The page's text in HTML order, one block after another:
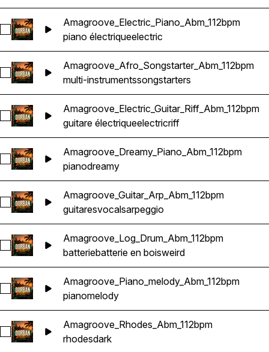
Sélectionnez Amagroove_Electric_Piano_Abm_112bpm
Amagroove_Electric_Piano_Abm_112bpm
piano électriqueelectric
Sélectionnez Amagroove_Afro_Songstarter_Abm_112bpm
Amagroove_Afro_Songstarter_Abm_112bpm
multi-instrumentssongstarters
Sélectionnez Amagroove_Electric_Guitar_Riff_Abm_112bpm
Amagroove_Electric_Guitar_Riff_Abm_112bpm
guitare électriqueelectricriff
Sélectionnez Amagroove_Dreamy_Piano_Abm_112bpm
Amagroove_Dreamy_Piano_Abm_112bpm
pianodreamy
Sélectionnez Amagroove_Guitar_Arp_Abm_112bpm
Amagroove_Guitar_Arp_Abm_112bpm
guitaresvocalsarpeggio
Sélectionnez Amagroove_Log_Drum_Abm_112bpm
Amagroove_Log_Drum_Abm_112bpm
batteriebatterie en boisweird
Sélectionnez Amagroove_Piano_melody_Abm_112bpm
Amagroove_Piano_melody_Abm_112bpm
pianomelody
Sélectionnez Amagroove_Rhodes_Abm_112bpm
Amagroove_Rhodes_Abm_112bpm
rhodesdark